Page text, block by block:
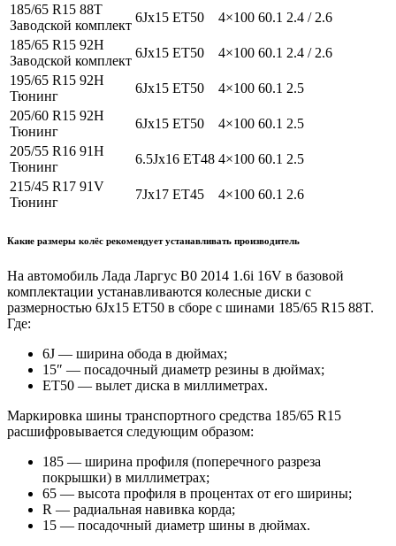
185/65 R15 88T
Заводской комплект
6Jx15 ET50 4×100 60.1 2.4 / 2.6
185/65 R15 92H
Заводской комплект
6Jx15 ET50 4×100 60.1 2.4 / 2.6
195/65 R15 92H
Тюнинг
6Jx15 ET50 4×100 60.1 2.5
205/60 R15 92H
Тюнинг
6Jx15 ET50 4×100 60.1 2.5
205/55 R16 91H
Тюнинг
6.5Jx16 ET48 4×100 60.1 2.5
215/45 R17 91V
Тюнинг
7Jx17 ET45 4×100 60.1 2.6
Какие размеры колёс рекомендует устанавливать производитель
На автомобиль Лада Ларгус B0 2014 1.6i 16V в базовой
комплектации устанавливаются колесные диски с
размерностью 6Jx15 ET50 в сборе с шинами 185/65 R15 88T.
Где:
6J — ширина обода в дюймах;
15″ — посадочный диаметр резины в дюймах;
ET50 — вылет диска в миллиметрах.
Маркировка шины транспортного средства 185/65 R15
расшифровывается следующим образом:
185 — ширина профиля (поперечного разреза
покрышки) в миллиметрах;
65 — высота профиля в процентах от его ширины;
R — радиальная навивка корда;
15 — посадочный диаметр шины в дюймах.